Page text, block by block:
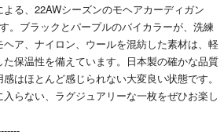
る、22AWシーズンのモヘアカーディガン
。ブラックとパープルのバイカラーが、洗練
ア、ナイロン、ウールを混紡した素材は、軽
保温性を備えています。日本製の確かな品質
はほとんど感じられない大変良い状態です。
らない、ラグジュアリーな一枚をぜひお楽し